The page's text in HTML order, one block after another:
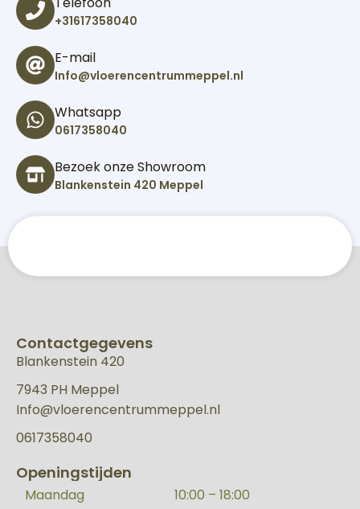
+31617358040
E-mail
Info@vloerencentrummeppel.nl
Whatsapp
0617358040
Bezoek onze Showroom
Blankenstein 420 Meppel
Contactgegevens
Blankenstein 420
7943 PH Meppel
Info@vloerencentrummeppel.nl
0617358040
Openingstijden
Maandag
10:00 – 18:00